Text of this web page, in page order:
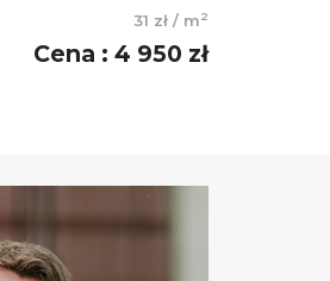
31 zł / m2
Cena : 4 950 zł